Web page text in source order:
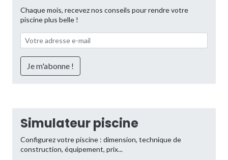
Chaque mois, recevez nos conseils pour rendre votre
piscine plus belle !
Simulateur piscine
Configurez votre piscine : dimension, technique de
construction, équipement, prix...